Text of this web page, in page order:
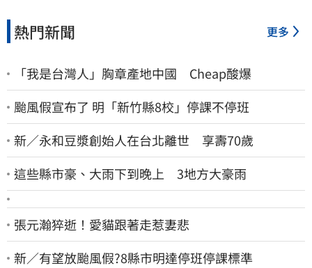
熱門新聞 更多
「我是台灣人」胸章產地中國 Cheap酸爆
颱風假宣布了 明「新竹縣8校」停課不停班
新／永和豆漿創始人在台北離世 享壽70歲
這些縣市豪、大雨下到晚上 3地方大豪雨
張元瀚猝逝！愛貓跟著走惹妻悲
新／有望放颱風假?8縣市明達停班停課標準